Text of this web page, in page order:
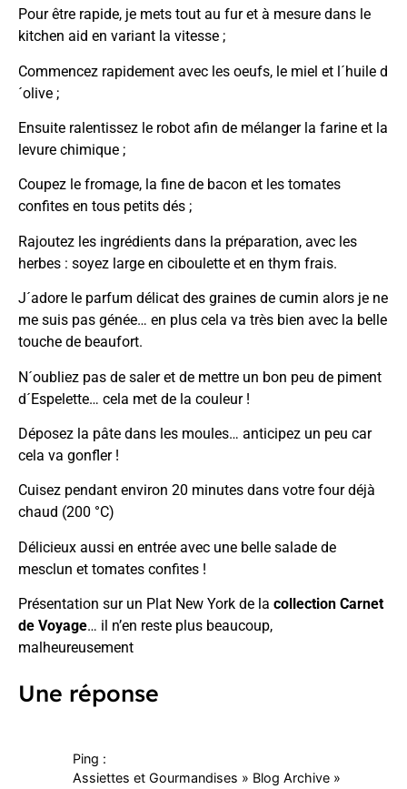
Pour être rapide, je mets tout au fur et à mesure dans le
kitchen aid en variant la vitesse ;
Commencez rapidement avec les oeufs, le miel et l´huile d
´olive ;
Ensuite ralentissez le robot afin de mélanger la farine et la
levure chimique ;
Coupez le fromage, la fine de bacon et les tomates
confites en tous petits dés ;
Rajoutez les ingrédients dans la préparation, avec les
herbes : soyez large en ciboulette et en thym frais.
J´adore le parfum délicat des graines de cumin alors je ne
me suis pas génée… en plus cela va très bien avec la belle
touche de beaufort.
N´oubliez pas de saler et de mettre un bon peu de piment
d´Espelette… cela met de la couleur !
Déposez la pâte dans les moules… anticipez un peu car
cela va gonfler !
Cuisez pendant environ 20 minutes dans votre four déjà
chaud (200 °C)
Délicieux aussi en entrée avec une belle salade de
mesclun et tomates confites !
Présentation sur un Plat New York de la collection Carnet
de Voyage… il n’en reste plus beaucoup,
malheureusement
Une réponse
Ping :
Assiettes et Gourmandises » Blog Archive »